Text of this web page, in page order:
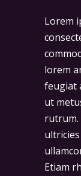
Lorem
lorem
feugiat
ut
rutrum.
Etiam